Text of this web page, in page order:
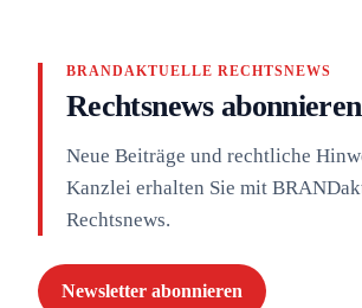
BRANDAKTUELLE RECHTSNEWS
Rechtsnews abonnieren
Neue Beiträge und rechtliche
Kanzlei erhalten Sie mit
Rechtsnews.
Newsletter abonnieren